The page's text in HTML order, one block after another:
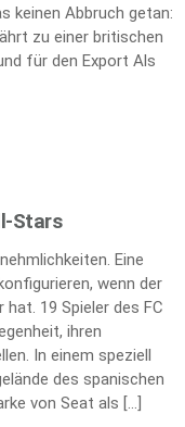
keinen Abbruch getan:
zu einer britischen
für den Export Als
Stars
Eine
wenn der
19 Spieler des FC
ihren
In einem speziell
des spanischen
von Seat als […]